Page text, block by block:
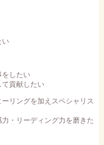
い
したい
貢献したい
リングを加えスペシャリス
・リーディング力を磨きた